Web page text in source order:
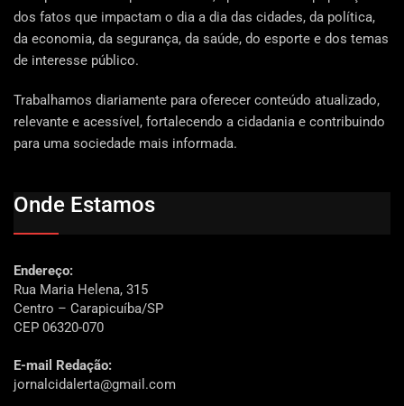
dos fatos que impactam o dia a dia das cidades, da política,
da economia, da segurança, da saúde, do esporte e dos temas
de interesse público.
Trabalhamos diariamente para oferecer conteúdo atualizado,
relevante e acessível, fortalecendo a cidadania e contribuindo
para uma sociedade mais informada.
Onde Estamos
Endereço:
Rua Maria Helena, 315
Centro – Carapicuíba/SP
CEP 06320-070
E-mail Redação:
jornalcidalerta@gmail.com